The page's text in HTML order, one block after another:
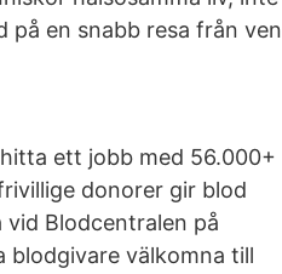
på en snabb resa från ven
ett jobb med 56.000+
donorer gir blod
Blodcentralen på
blodgivare välkomna till